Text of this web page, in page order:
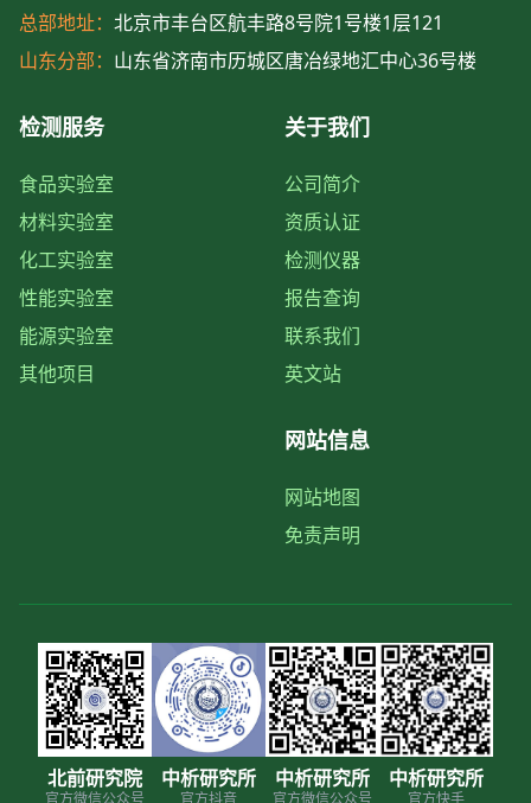
总部地址： 北京市丰台区航丰路8号院1号楼1层121
山东分部： 山东省济南市历城区唐冶绿地汇中心36号楼
检测服务
食品实验室
材料实验室
化工实验室
性能实验室
能源实验室
其他项目
关于我们
公司简介
资质认证
检测仪器
报告查询
联系我们
英文站
网站信息
网站地图
免责声明
北前研究院
官方微信公众号
中析研究所
官方抖音
中析研究所
官方微信公众号
中析研究所
官方快手